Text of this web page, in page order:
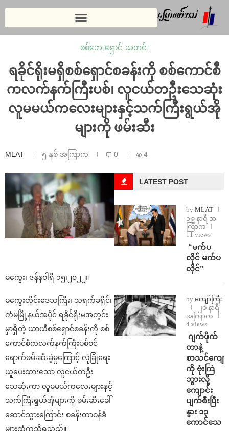
စစ်ဘေးရှောင်, သတင်း
ရခိုင်ရိုးမရှိစစ်ရှောင်စခန်းကို စစ်ကောင်စီ
ကလက်နက်ကြီးပစ်၊ လူငယ်တဦးသေဆုံး
လူမမယ်ကလေးများနှင့်သက်ကြီးရွယ်အို
များကို ဖမ်းဆီး
MLAT ၅ နှစ် အကြာက 0 4
မကွေး၊ ဇန်နဝါရီ ၁၅၊၂၀၂၂။
မကွေးတိုင်းဒေသကြီး၊ သရက်ခရိုင်၊
ကံမမြို့နယ်အပိုင် ရခိုင်ရိုးမအတွင်း
မှာရှိတဲ့ ယာယီစစ်ရှောင်စခန်းကို စစ်
ကောင်စီကလက်နက်ကြီးပစ်ဝင်
ရောက်ဖမ်းဆီးခဲ့မှုကြောင့် လုံခြုံရေး
ယူပေးထားသော လူငယ်တဦး
သေဆုံးကာ လူမမယ်ကလေးများနှင့်
သက်ကြီးရွယ်အိုများကို ဖမ်းဆီးခေါ်
ဆောင်သွားကြောင်း စခန်းတာဝန်ခံ
များထံကသိရသည်။
LATEST POST
by MLAT
၁၉ နာရီ အ
ကြာက
11 views
⁨ ⁨“မက်ပ
လိုင် မက်ပ
လိုင်”
by ကျော်ကြီး
၂၀ နာရီ
အကြာက
4 views
⁨⁩ ⁨ဂျက်ဖိုက်
တာနဲ့
စာသင်ကျော
ကို ဗုံးကြဲ
သွားလို့
ကျောင်း
ပျက်စီးပြီး
နွား ၁၃
ကောင်သေ